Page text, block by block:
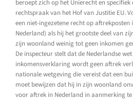
beroept zich op het Unierecht en
rechtspraak van het Hof van Justitie EU.
een niet-ingezetene recht op
Nederland) als hij het grootste deel van
zijn woonland weinig tot geen inkomen
De inspecteur stelt dat de Nederlandse
inkomensverklaring wordt geen aftrek
nationale wetgeving die vereist dat een
moet bewijzen dat hij in zijn woonland
voor aftrek in Nederland in aanmerking